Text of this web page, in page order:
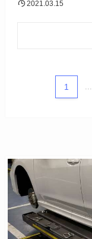
2021.03.15
1 ...